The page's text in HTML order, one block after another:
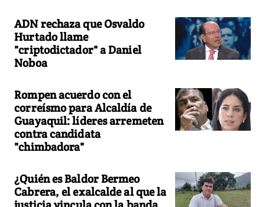
ADN rechaza que Osvaldo
Hurtado llame
"criptodictador" a Daniel
Noboa
Rompen acuerdo con el
correísmo para Alcaldía de
Guayaquil: líderes arremeten
contra candidata
"chimbadora"
¿Quién es Baldor Bermeo
Cabrera, el exalcalde al que la